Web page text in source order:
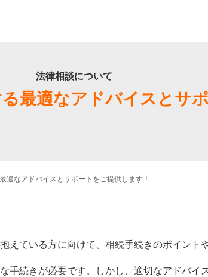
法律相談について
最適なアドバイスとサ
適なアドバイスとサポートをご提供します！
えている方に向けて、相続手続きのポイント
手続きが必要です。しかし、適切なアドバイ